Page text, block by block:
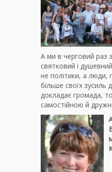
А ми в черговий раз
святковий і
не політики, а люди,
більше своїх зусиль
докладає громада,
самостійною й